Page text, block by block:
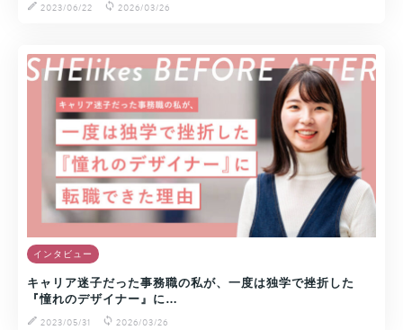
2023/06/22 2026/03/26
インタビュー
キャリア迷子だった事務職の私が、一度は独学で挫折した
『憧れのデザイナー』に…
2023/05/31
2026/03/26